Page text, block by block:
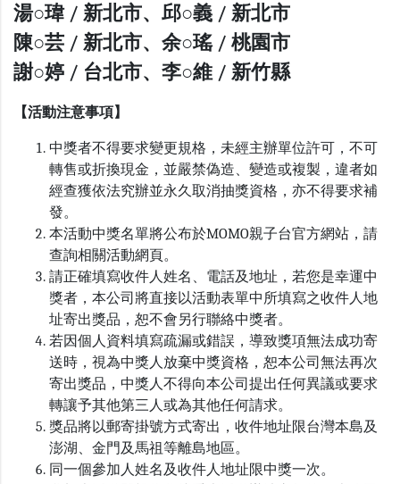
湯○瑋 / 新北市、邱○義 / 新北市
陳○芸 / 新北市、余○瑤 / 桃園市
謝○婷 / 台北市、李○維 / 新竹縣
【活動注意事項】
中獎者不得要求變更規格，未經主辦單位許可，不可
轉售或折換現金，並嚴禁偽造、變造或複製，違者如
經查獲依法究辦並永久取消抽獎資格，亦不得要求補
發。
本活動中獎名單將公布於MOMO親子台官方網站，請
查詢相關活動網頁。
請正確填寫收件人姓名、電話及地址，若您是幸運中
獎者，本公司將直接以活動表單中所填寫之收件人地
址寄出獎品，恕不會另行聯絡中獎者。
若因個人資料填寫疏漏或錯誤，導致獎項無法成功寄
送時，視為中獎人放棄中獎資格，恕本公司無法再次
寄出獎品，中獎人不得向本公司提出任何異議或要求
轉讓予其他第三人或為其他任何請求。
獎品將以郵寄掛號方式寄出，收件地址限台灣本島及
澎湖、金門及馬祖等離島地區。
同一個參加人姓名及收件人地址限中獎一次。